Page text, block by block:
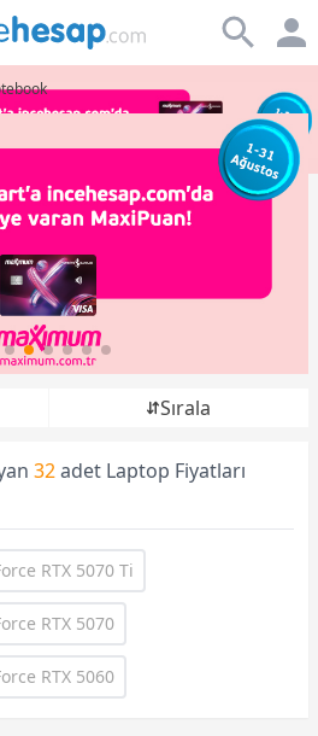
Sırala
32adet Laptop Fiyatları
RTX 5070 Ti
RTX 5070
RTX 5060